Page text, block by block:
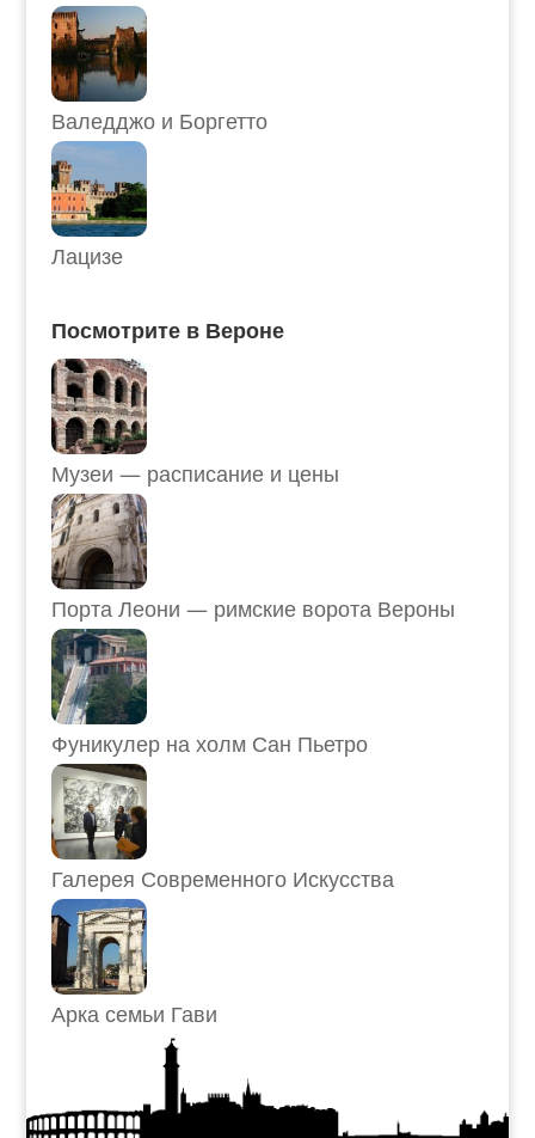
Валедджо и Боргетто
Лацизе
Посмотрите в Вероне
Музеи — расписание и цены
Порта Леони — римские ворота Вероны
Фуникулер на холм Сан Пьетро
Галерея Современного Искусства
Арка семьи Гави